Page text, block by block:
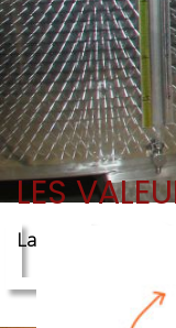
LE
LES
La